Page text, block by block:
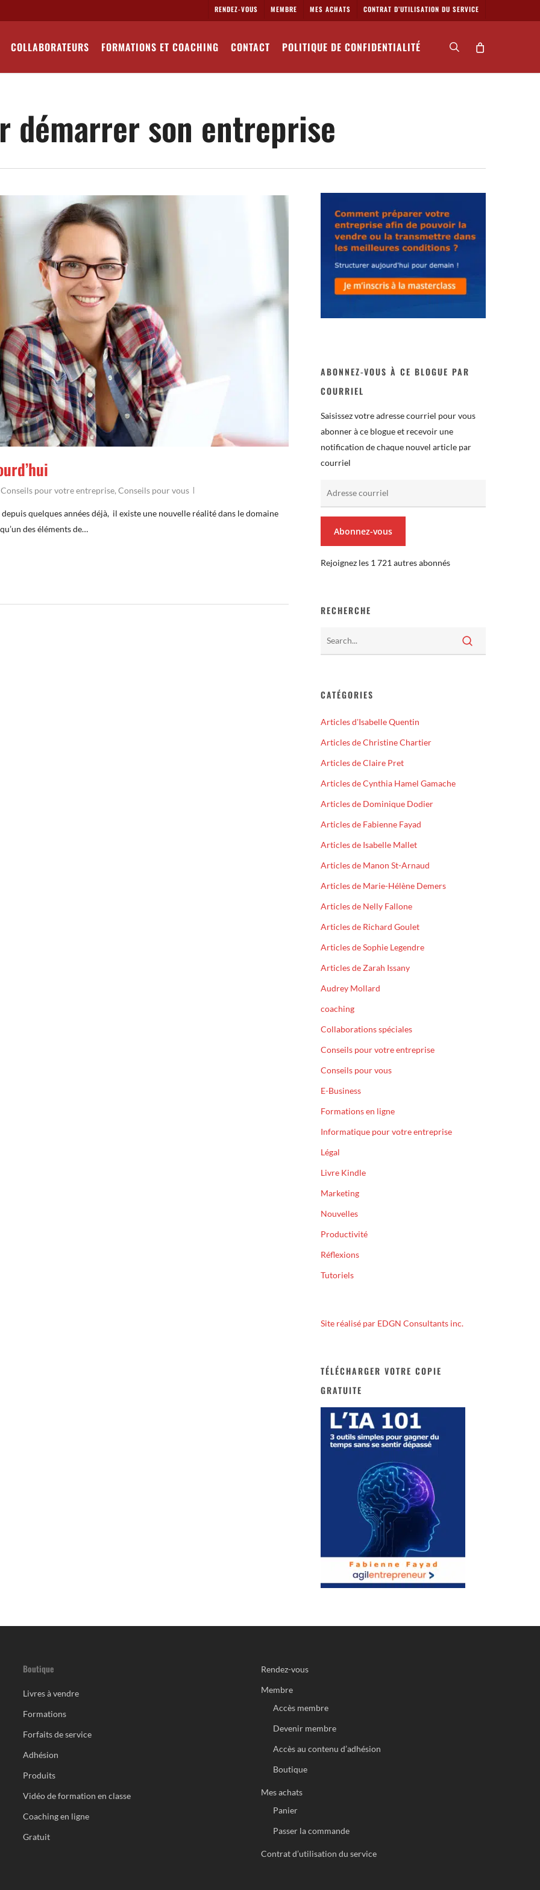
RENDEZ-VOUS MEMBRE MES ACHATS CONTRAT D’UTILISATION DU SERVICE
COLLABORATEURS FORMATIONS ET COACHING CONTACT POLITIQUE DE CONFIDENTIALITÉ search
démarrer son entreprise
Conseils pour votre entreprise,Conseils pour vous
depuis quelques années déjà, il existe une nouvelle réalité dans le domaine
des éléments de…
ABONNEZ-VOUS À CE BLOGUE PAR
COURRIEL
Saisissez votre adresse courriel pour vous
abonner à ce blogue et recevoir une
notification de chaque nouvel article par
courriel
Abonnez-vous
Rejoignez les 1 721 autres abonnés
RECHERCHE
CATÉGORIES
Articles d'Isabelle Quentin
Articles de Christine Chartier
Articles de Claire Pret
Articles de Cynthia Hamel Gamache
Articles de Dominique Dodier
Articles de Fabienne Fayad
Articles de Isabelle Mallet
Articles de Manon St-Arnaud
Articles de Marie-Hélène Demers
Articles de Nelly Fallone
Articles de Richard Goulet
Articles de Sophie Legendre
Articles de Zarah Issany
Audrey Mollard
coaching
Collaborations spéciales
Conseils pour votre entreprise
Conseils pour vous
E-Business
Formations en ligne
Informatique pour votre entreprise
Légal
Livre Kindle
Marketing
Nouvelles
Productivité
Réflexions
Tutoriels
Site réalisé par EDGN Consultants inc.
TÉLÉCHARGER VOTRE COPIE
GRATUITE
Boutique
Livres à vendre
Formations
Forfaits de service
Adhésion
Produits
Vidéo de formation en classe
Coaching en ligne
Gratuit
Rendez-vous
Membre
Accès membre
Devenir membre
Accès au contenu d’adhésion
Boutique
Mes achats
Panier
Passer la commande
Contrat d’utilisation du service